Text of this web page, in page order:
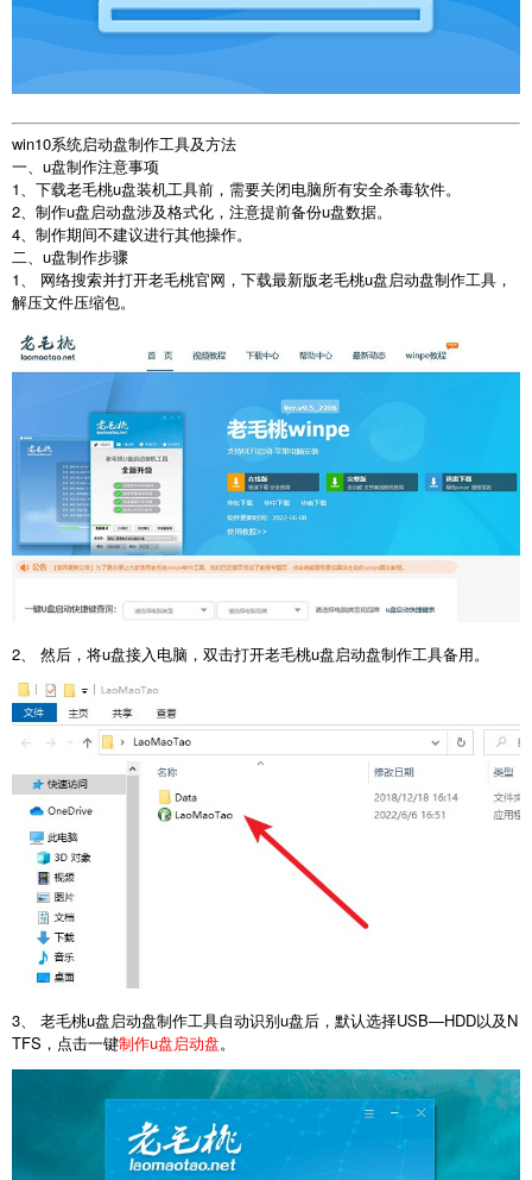
win10系统启动盘制作工具及方法
一、u盘制作注意事项
1、下载老毛桃u盘装机工具前，需要关闭电脑所有安全杀毒软件。
2、制作u盘启动盘涉及格式化，注意提前备份u盘数据。
4、制作期间不建议进行其他操作。
二、u盘制作步骤
1、 网络搜索并打开老毛桃官网，下载最新版老毛桃u盘启动盘制作工具，
解压文件压缩包。
2、 然后，将u盘接入电脑，双击打开老毛桃u盘启动盘制作工具备用。
3、 老毛桃u盘启动盘制作工具自动识别u盘后，默认选择USB—HDD以及N
TFS，点击一键制作u盘启动盘。